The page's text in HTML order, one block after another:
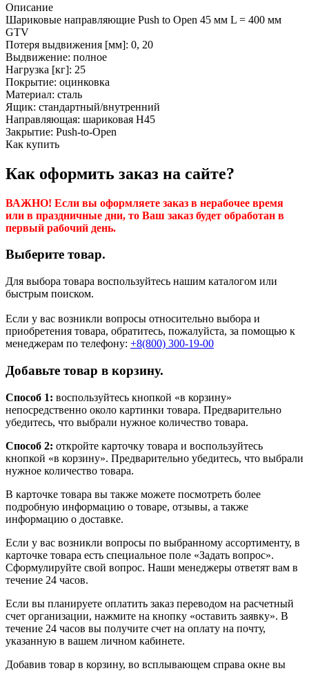
Описание
Шариковые направляющие Push to Open 45 мм L = 400 мм
GTV
Потеря выдвижения [мм]: 0, 20
Выдвижение: полное
Нагрузка [кг]: 25
Покрытие: оцинковка
Материал: сталь
Ящик: стандартный/внутренний
Направляющая: шариковая H45
Закрытие: Push-to-Open
Как купить
Как оформить заказ на сайте?
ВАЖНО! Если вы оформляете заказ в нерабочее время
или в праздничные дни, то Ваш заказ будет обработан в
первый рабочий день.
Выберите товар.
Для выбора товара воспользуйтесь нашим каталогом или
быстрым поиском.
Если у вас возникли вопросы относительно выбора и
приобретения товара, обратитесь, пожалуйста, за помощью к
менеджерам по телефону: +8(800) 300-19-00
Добавьте товар в корзину.
Способ 1: воспользуйтесь кнопкой «в корзину»
непосредственно около картинки товара. Предварительно
убедитесь, что выбрали нужное количество товара.
Способ 2: откройте карточку товара и воспользуйтесь
кнопкой «в корзину». Предварительно убедитесь, что выбрали
нужное количество товара.
В карточке товара вы также можете посмотреть более
подробную информацию о товаре, отзывы, а также
информацию о доставке.
Если у вас возникли вопросы по выбранному ассортименту, в
карточке товара есть специальное поле «Задать вопрос».
Сформулируйте свой вопрос. Наши менеджеры ответят вам в
течение 24 часов.
Если вы планируете оплатить заказ переводом на расчетный
счет организации, нажмите на кнопку «оставить заявку». В
течение 24 часов вы получите счет на оплату на почту,
указанную в вашем личном кабинете.
Добавив товар в корзину, во всплывающем справа окне вы